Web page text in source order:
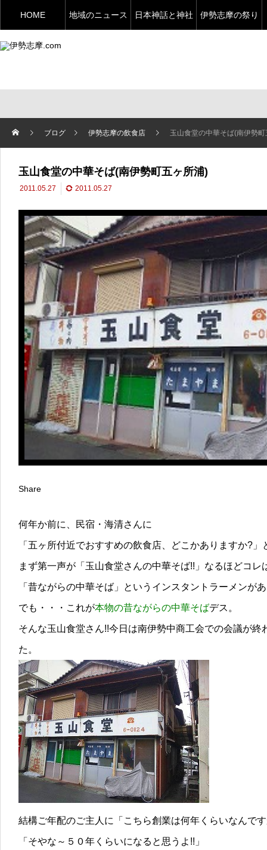
HOME 地域のニュース 日本神話と神社 伊勢志摩の祭り
ブログ 伊勢志摩の飲食店 玉山食堂の中華そば(南伊勢
玉山食堂の中華そば(南伊勢町五ヶ所浦)
2011.05.27 2011.05.27
Share
何年か前に、民宿・海清さんに
「五ヶ所付近でおすすめの飲食店、どこかありますか?」
まず第一声が「玉山食堂さんの中華そば!!」なるほどコレ
「昔ながらの中華そば」というインスタントラーメンが
でも・・・これが本物の昔ながらの中華そばデス。
そんな玉山食堂さん!!今日は南伊勢中商工会での会議が
た。
結構ご年配のご主人に「こちら創業は何年くらいなんで
「そやな～５０年くらいになると思うよ!!」